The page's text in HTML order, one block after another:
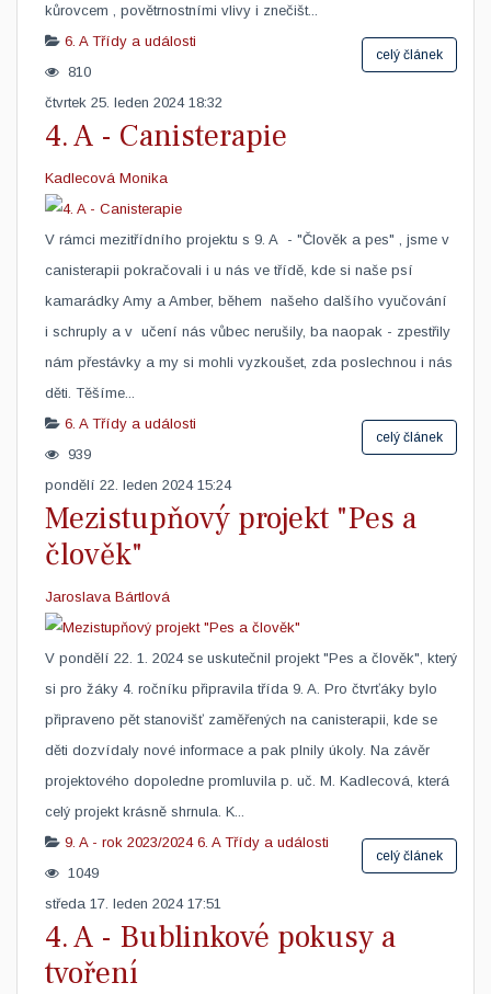
kůrovcem , povětrnostními vlivy i znečišt...
celý článek
6. A Třídy a události
810
čtvrtek 25. leden 2024 18:32
4. A - Canisterapie
Kadlecová Monika
V rámci mezitřídního projektu s 9. A - "Člověk a pes" , jsme v
canisterapii pokračovali i u nás ve třídě, kde si naše psí
kamarádky Amy a Amber, během našeho dalšího vyučování
i schruply a v učení nás vůbec nerušily, ba naopak - zpestřily
nám přestávky a my si mohli vyzkoušet, zda poslechnou i nás
děti. Těšíme...
celý článek
6. A Třídy a události
939
pondělí 22. leden 2024 15:24
Mezistupňový projekt "Pes a
člověk"
Jaroslava Bártlová
V pondělí 22. 1. 2024 se uskutečnil projekt "Pes a člověk", který
si pro žáky 4. ročníku připravila třída 9. A. Pro čtvrťáky bylo
připraveno pět stanovišť zaměřených na canisterapii, kde se
děti dozvídaly nové informace a pak plnily úkoly. Na závěr
projektového dopoledne promluvila p. uč. M. Kadlecová, která
celý projekt krásně shrnula. K...
celý článek
9. A - rok 2023/2024 6. A Třídy a události
1049
středa 17. leden 2024 17:51
4. A - Bublinkové pokusy a
tvoření